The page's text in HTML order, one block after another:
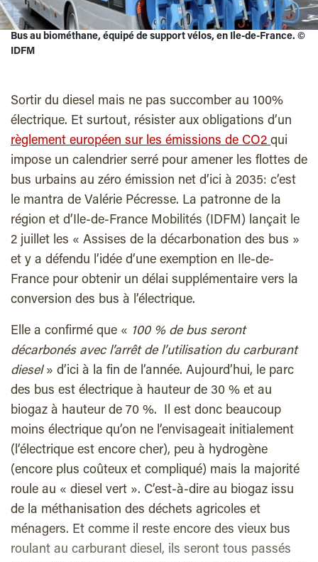
Bus au biométhane, équipé de support vélos, en Ile-de-France. ©
IDFM
Sortir du diesel mais ne pas succomber au 100%
électrique. Et surtout, résister aux obligations d’un
règlement européen sur les émissions de CO2 qui
impose un calendrier serré pour amener les flottes de
bus urbains au zéro émission net d’ici à 2035: c’est
le mantra de Valérie Pécresse. La patronne de la
région et d’Ile-de-France Mobilités (IDFM) lançait le
2 juillet les « Assises de la décarbonation des bus »
et y a défendu l’idée d’une exemption en Ile-de-
France pour obtenir un délai supplémentaire vers la
conversion des bus à l’électrique.
Elle a confirmé que « 100 % de bus seront
décarbonésavec l’arrêt de l’utilisation du carburant
diesel» d’ici à la fin de l’année. Aujourd’hui, le parc
des bus est électrique à hauteur de 30 % et au
biogaz à hauteur de 70 %. Il est donc beaucoup
moins électrique qu’on ne l’envisageait initialement
(l’électrique est encore cher), peu à hydrogène
(encore plus coûteux et compliqué) mais la majorité
roule au « diesel vert ». C’est-à-dire au biogaz issu
de la méthanisation des déchets agricoles et
ménagers. Et comme il reste encore des vieux bus
roulant au carburant diesel, ils seront tous passés